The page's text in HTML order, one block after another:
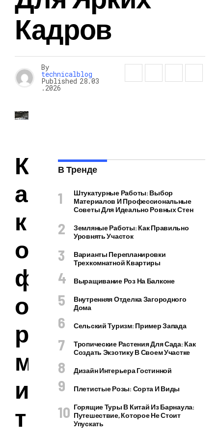
Кадров
By
technicalblog
Published 28.03
.2026
К
а
к
о
ф
о
р
м
и
т
В Тренде
Штукатурные Работы: Выбор
Материалов И Профессиональные
Советы Для Идеально Ровных Стен
Земляные Работы: Как Правильно
Уровнять Участок
Варианты Перепланировки
Трехкомнатной Квартиры
Выращивание Роз На Балконе
Внутренняя Отделка Загородного
Дома
Сельский Туризм: Пример Запада
Тропические Растения Для Сада: Как
Создать Экзотику В Своем Участке
Дизайн Интерьера Гостинной
Плетистые Розы: Сорта И Виды
Горящие Туры В Китай Из Барнаула:
Путешествие, Которое Не Стоит
Упускать